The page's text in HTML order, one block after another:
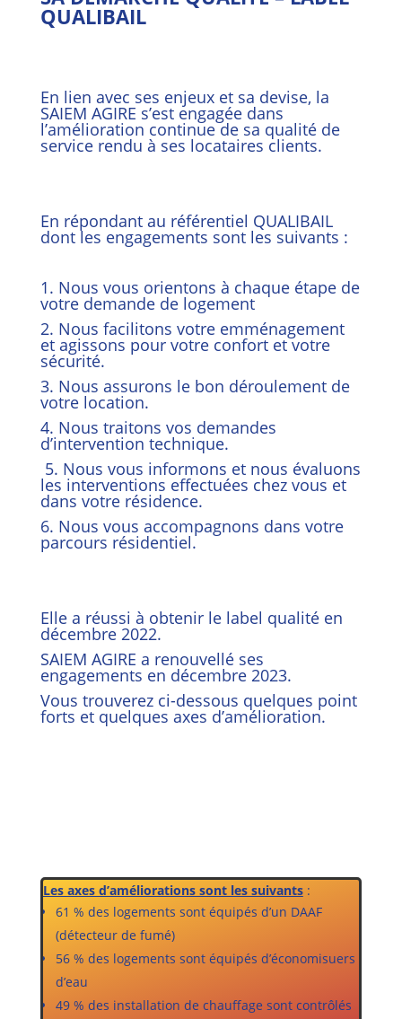
QUALIBAIL
En lien avec ses enjeux et sa devise, la
SAIEM AGIRE s’est engagée dans
l’amélioration continue de sa qualité de
service rendu à ses locataires clients.
En répondant au référentiel QUALIBAIL
dont les engagements sont les suivants :
1. Nous vous orientons à chaque étape de
votre demande de logement
2. Nous facilitons votre emménagement
et agissons pour votre confort et votre
sécurité.
3. Nous assurons le bon déroulement de
votre location.
4. Nous traitons vos demandes
d’intervention technique.
5. Nous vous informons et nous évaluons
les interventions effectuées chez vous et
dans votre résidence.
6. Nous vous accompagnons dans votre
parcours résidentiel.
Elle a réussi à obtenir le label qualité en
décembre 2022.
SAIEM AGIRE a renouvellé ses
engagements en décembre 2023.
Vous trouverez ci-dessous quelques point
forts et quelques axes d’amélioration.
Les axes d’améliorations sont les suivants :
61 % des logements sont équipés d’un DAAF
(détecteur de fumé)
56 % des logements sont équipés d’économisuers
d’eau
49 % des installation de chauffage sont contrôlés